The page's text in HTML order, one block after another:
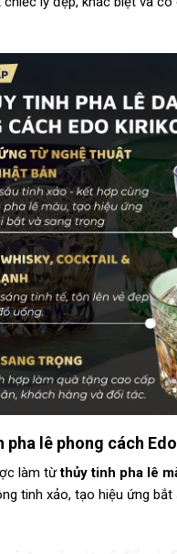
pha lê phong cách
làm từthủy tinh pha lê
tinh xảo, tạo hiệu ứng bắt